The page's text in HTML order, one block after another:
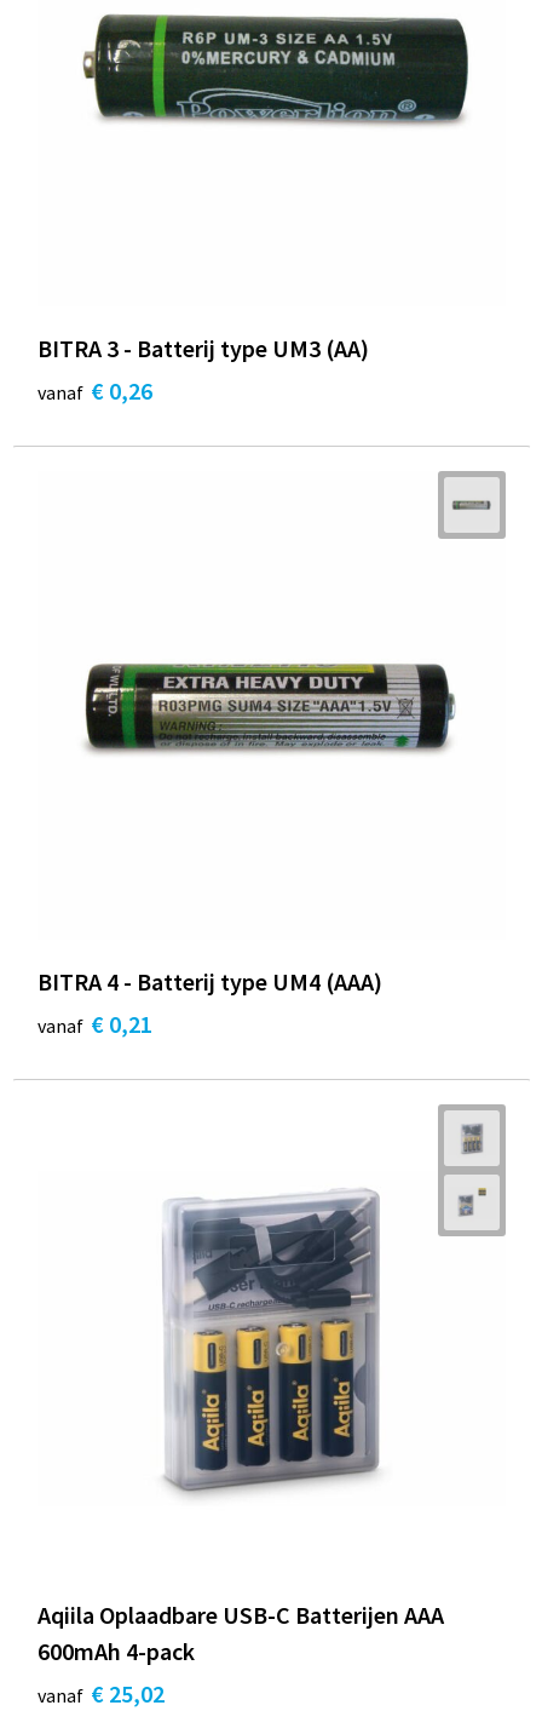
BITRA 3 - Batterij type UM3 (AA)
vanaf € 0,26
BITRA 4 - Batterij type UM4 (AAA)
vanaf € 0,21
Aqiila Oplaadbare USB-C Batterijen AAA
600mAh 4-pack
vanaf € 25,02